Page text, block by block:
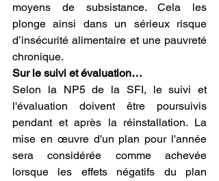
moyens de subsistance. Cela les
plonge ainsi dans un sérieux risque
d’insécurité alimentaire et une pauvreté
chronique.
Sur le suivi et évaluation…
Selon la NP5 de la SFI, le suivi et
l'évaluation doivent être poursuivis
pendant et après la réinstallation. La
mise en œuvre d'un plan pour l'année
sera considérée comme achevée
lorsque les effets négatifs du plan